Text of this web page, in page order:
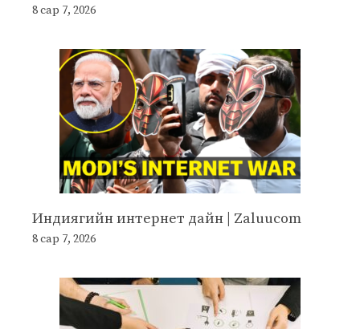
8 сар 7, 2026
Индиягийн интернет дайн | Zaluucom
8 сар 7, 2026